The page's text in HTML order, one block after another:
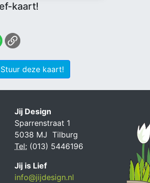
kaart!
Stuur deze kaart!
Jij Design
Sparrenstraat 1
5038 MJ Tilburg
Tel: (013) 5446196
Jij is Lief
info@jijdesign.nl